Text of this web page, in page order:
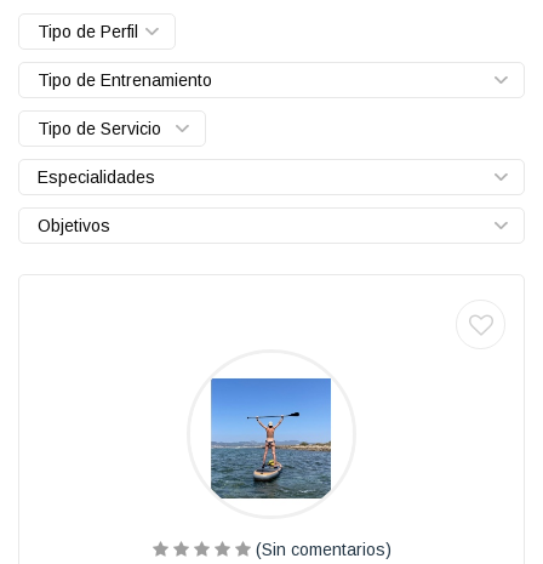
Tipo de Perfil
Tipo de Entrenamiento
Tipo de Servicio
Especialidades
Objetivos
(Sin comentarios)